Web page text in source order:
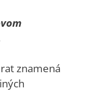
znamená